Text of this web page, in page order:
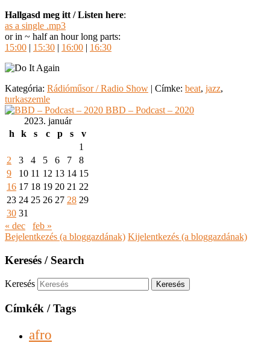
Hallgasd meg itt / Listen here:
as a single .mp3
or in ~ half an hour long parts:
15:00 | 15:30 | 16:00 | 16:30
Kategória: Rádióműsor / Radio Show | Címke: beat, jazz,
turkaszemle
BBD – Podcast – 2020
2023. január
h
k s c p s
v
1
2
3 4 5 6 7
8
9
10 11 12 13 14 15
16 17 18 19 20 21 22
23 24 25 26 27 28 29
30 31
« dec
feb »
Bejelentkezés (a bloggazdának) Kijelentkezés (a bloggazdának)
Keresés / Search
Keresés
Címkék / Tags
afro